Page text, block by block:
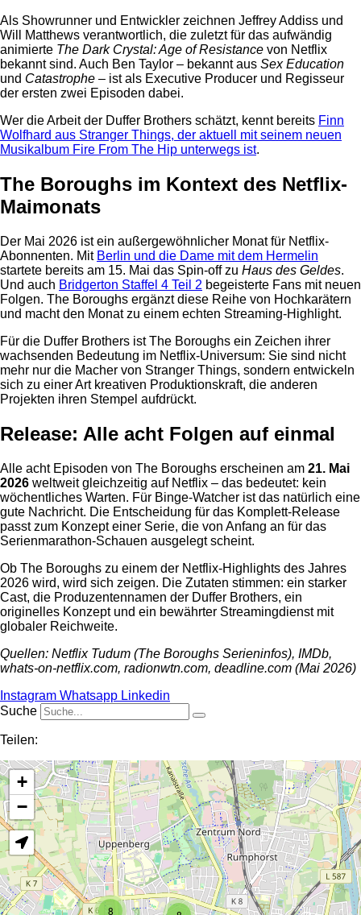
Als Showrunner und Entwickler zeichnen Jeffrey Addiss und
Will Matthews verantwortlich, die zuletzt für das aufwändig
animierte The Dark Crystal: Age of Resistance von Netflix
bekannt sind. Auch Ben Taylor – bekannt aus Sex Education
und Catastrophe – ist als Executive Producer und Regisseur
der ersten zwei Episoden dabei.
Wer die Arbeit der Duffer Brothers schätzt, kennt bereits Finn
Wolfhard aus Stranger Things, der aktuell mit seinem neuen
Musikalbum Fire From The Hip unterwegs ist.
The Boroughs im Kontext des Netflix-
Maimonats
Der Mai 2026 ist ein außergewöhnlicher Monat für Netflix-
Abonnenten. Mit Berlin und die Dame mit dem Hermelin
startete bereits am 15. Mai das Spin-off zu Haus des Geldes.
Und auch Bridgerton Staffel 4 Teil 2 begeisterte Fans mit neuen
Folgen. The Boroughs ergänzt diese Reihe von Hochkarätern
und macht den Monat zu einem echten Streaming-Highlight.
Für die Duffer Brothers ist The Boroughs ein Zeichen ihrer
wachsenden Bedeutung im Netflix-Universum: Sie sind nicht
mehr nur die Macher von Stranger Things, sondern entwickeln
sich zu einer Art kreativen Produktionskraft, die anderen
Projekten ihren Stempel aufdrückt.
Release: Alle acht Folgen auf einmal
Alle acht Episoden von The Boroughs erscheinen am 21. Mai
2026 weltweit gleichzeitig auf Netflix – das bedeutet: kein
wöchentliches Warten. Für Binge-Watcher ist das natürlich eine
gute Nachricht. Die Entscheidung für das Komplett-Release
passt zum Konzept einer Serie, die von Anfang an für das
Serienmarathon-Schauen ausgelegt scheint.
Ob The Boroughs zu einem der Netflix-Highlights des Jahres
2026 wird, wird sich zeigen. Die Zutaten stimmen: ein starker
Cast, die Produzentennamen der Duffer Brothers, ein
originelles Konzept und ein bewährter Streamingdienst mit
globaler Reichweite.
Quellen: Netflix Tudum (The Boroughs Serieninfos), IMDb,
whats-on-netflix.com, radionwtn.com, deadline.com (Mai 2026)
Instagram Whatsapp Linkedin
Suche
Teilen:
8
+
−